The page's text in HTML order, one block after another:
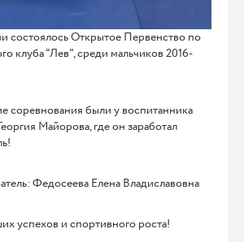
состоялось Открытое Первенство по
клуба "Лев", среди мальчиков 2016-
соревнования были у воспитанника
Майорова, где он заработал
Федосеева Елена Владиславовна
успехов и спортивного роста!